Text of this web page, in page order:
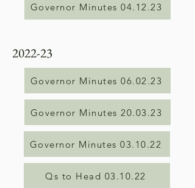
Governor Minutes 04.12.23
2022-23
Governor Minutes 06.02.23
Governor Minutes 20.03.23
Governor Minutes 03.10.22
Qs to Head 03.10.22